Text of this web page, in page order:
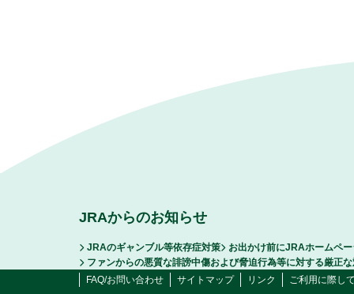
JRAからのお知らせ
JRAのギャンブル等依存症対策
お出かけ前にJRAホームペ
ファンからの悪質な誹謗中傷および脅迫行為等に対する厳正
FAQ/お問い合わせ
サイトマップ リンク ご利用に際し